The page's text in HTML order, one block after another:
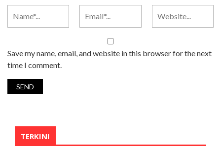
Save my name, email, and website in this browser for the next
time I comment.
TERKINI